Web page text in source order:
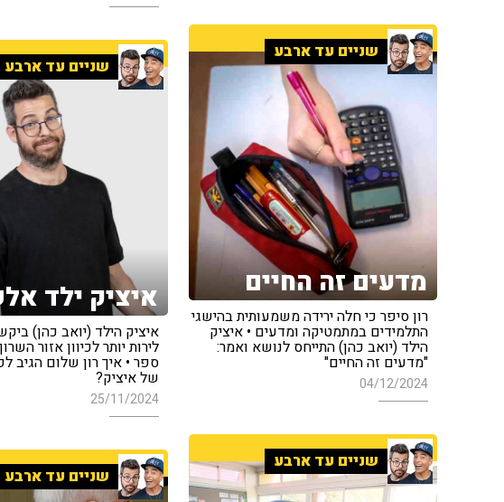
שניים עד ארבע
מדעים זה החיים
רון סיפר כי חלה ירידה משמעותית בהישגי
התלמידים במתמטיקה ומדעים • איציק
הילד (יואב כהן) התייחס לנושא ואמר:
"מדעים זה החיים"
04/12/2024
שניים עד ארבע
איציק ילד
איציק הילד (יואב כהן)
לירות יותר לכיוון אזור
ספר • איך רון שלום הגיב
של איציק?
25/11/2024
שניים עד ארבע
שניים עד ארבע